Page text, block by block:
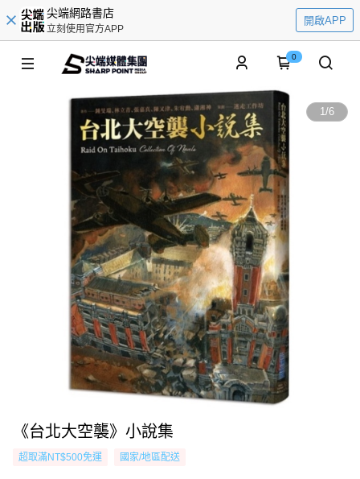
尖端網路書店
立刻使用官方APP
開啟APP
0
1/6
《台北大空襲》小說集
超取滿NT$500免運 國家/地區配送